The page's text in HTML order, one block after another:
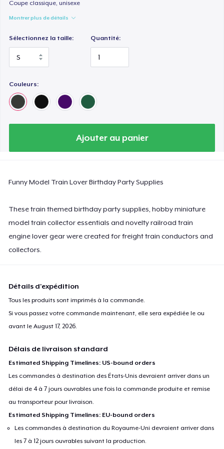
Coupe classique, unisexe
Montrer plus de détails
Sélectionnez la taille: Quantité:
Couleurs:
Ajouter au panier
Funny Model Train Lover Birthday Party Supplies
These train themed birthday party supplies, hobby miniature
model train collector essentials and novelty railroad train
engine lover gear were created for freight train conductors and
collectors.
Détails d'expédition
Tous les produits sont imprimés à la commande.
Si vous passez votre commande maintenant, elle sera expédiée le ou
avant leAugust 17, 2026.
Délais de livraison standard
Estimated Shipping Timelines: US-bound orders
Les commandes à destination des États-Unis devraient arriver dans un
délai de 4 à 7 jours ouvrables une fois la commande produite et remise
au transporteur pour livraison.
Estimated Shipping Timelines: EU-bound orders
Les commandes à destination du Royaume-Uni devraient arriver dans
les 7 à 12 jours ouvrables suivant la production.
24,99 $US
Classic Long Sleeve Tee
24,99 $US